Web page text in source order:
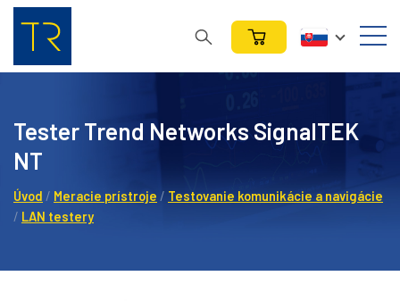
Tester Trend Networks SignalTEK
NT
Úvod / Meracie prístroje / Testovanie komunikácie a navigácie
/ LAN testery